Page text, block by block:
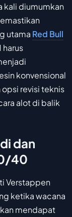
kali diumumkan
utama Red Bull
harus
konvensional
revisi teknis
alot di balik
dan
40
Verstappen
ketika wacana
mendapat